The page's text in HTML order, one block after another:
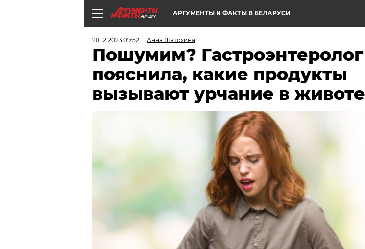
AIF.BY АРГУМЕНТЫ И ФАКТЫ В БЕЛАРУСИ
20.12.2023 09:52 Анна Шатохина
Пошумим? Гастроэнтеролог
пояснила, какие продукты
вызывают урчание в животе